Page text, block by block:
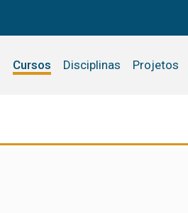
Cursos Disciplinas Projetos